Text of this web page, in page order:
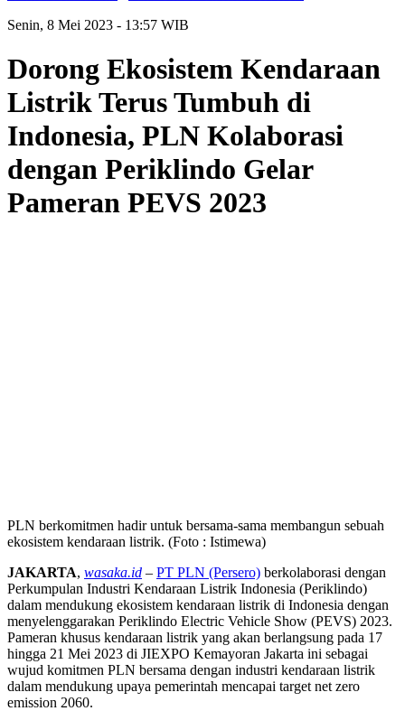
Senin, 8 Mei 2023 - 13:57 WIB
Dorong Ekosistem Kendaraan
Listrik Terus Tumbuh di
Indonesia, PLN Kolaborasi
dengan Periklindo Gelar
Pameran PEVS 2023
PLN berkomitmen hadir untuk bersama-sama membangun sebuah
ekosistem kendaraan listrik. (Foto : Istimewa)
JAKARTA, wasaka.id – PT PLN (Persero) berkolaborasi dengan
Perkumpulan Industri Kendaraan Listrik Indonesia (Periklindo)
dalam mendukung ekosistem kendaraan listrik di Indonesia dengan
menyelenggarakan Periklindo Electric Vehicle Show (PEVS) 2023.
Pameran khusus kendaraan listrik yang akan berlangsung pada 17
hingga 21 Mei 2023 di JIEXPO Kemayoran Jakarta ini sebagai
wujud komitmen PLN bersama dengan industri kendaraan listrik
dalam mendukung upaya pemerintah mencapai target net zero
emission 2060.